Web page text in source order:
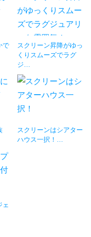
で
スクリーン昇降がゆっ
くりスムーズでラグ
ジ…
スクリーンはシアター
ハウス一択！…
ェ